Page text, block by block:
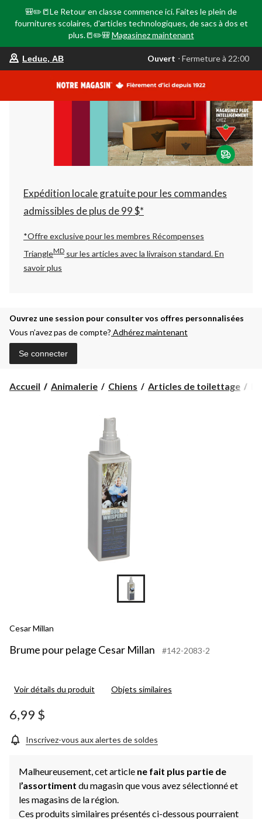
🎒✏️📒Le Retour en classe commence ici. Faites le plein de
fournitures scolaires, d'articles technologiques, de sacs à dos et
plus.📒✏️🎒 Magasinez maintenant
votre
est
AB,
Ouvert,
Fermeture
à
22:00
changer
Leduc, AB Ouvert ⋅ Fermeture à 22:00
Expédition locale gratuite pour les commandes
admissibles de plus de 99 $*
*Offre exclusive pour les membres Récompenses
TriangleMD sur les articles avec la livraison standard.En
savoir plus
Ouvrez une session pour consulter vos offres personnalisées
Vous n’avez pas de compte? Adhérez maintenant
Se connecter
Accueil Animalerie Chiens Articles de toilettage
Cesar Millan
Brume pour pelage Cesar Millan #142-2083-2
Voir détails du produit Objets similaires
6,99 $
Inscrivez-vous aux alertes de soldes
Malheureusement, cet article ne fait plus partie de
l’assortiment du magasin que vous avez sélectionné et
les magasins de la région.
Ces produits similaires présentés ci-dessous pourraient